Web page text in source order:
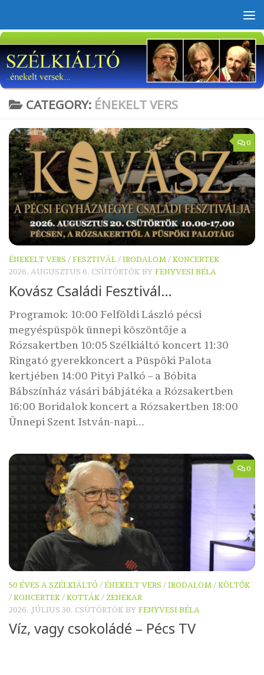
CATEGORY: ÉNEKELT VERS
0
ÉNEKELT VERS /FESZTIVÁL/IRODALOM/KONCERTEK
2026. AUGUSZTUS 6. CSÜTÖRTÖK BY FENYVESI BÉLA
Kovász Családi Fesztivál…
Programok: 10:00 Felföldi László pécsi
megyéspüspök ünnepi köszöntője a
⁠Rózsakertben 10:05 Szélkiáltó koncert 11:30
Ringató gyerekkoncert a Püspöki Palota
kertjében 14:00 Pityi Palkó – a Bóbita
Bábszínház vásári bábjátéka a Rózsakertben
16:00 Boridalok koncert a Rózsakertben 18:00
Ünnepi Szent István-napi...
0
50 ÉVES A SZÉLKIÁLTÓ /ÉNEKELT VERS /IRODALOM/KÖLTŐK
/KONCERTEK/KOTTÁK/ ZENEKAR
2026. JÚLIUS 30. CSÜTÖRTÖK BY FENYVESI BÉLA
Víz, vagy csokoládé – Pécs TV